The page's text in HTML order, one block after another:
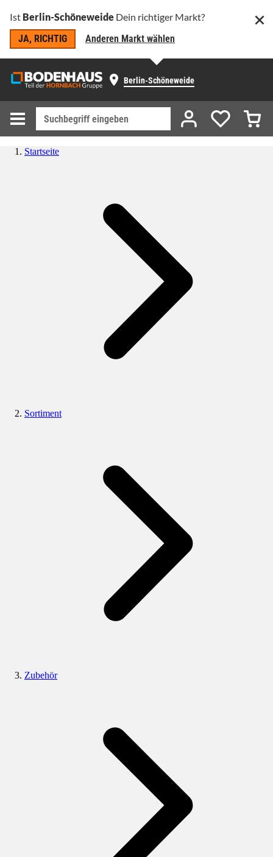
Ist Berlin-Schöneweide Dein richtiger Markt?
JA, RICHTIG
Anderen Markt wählen
Berlin-Schöneweide
Startseite
Sortiment
Zubehör